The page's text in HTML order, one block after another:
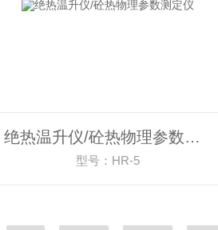
绝热温升仪/砼热物理参数测定仪
型号：HR-5